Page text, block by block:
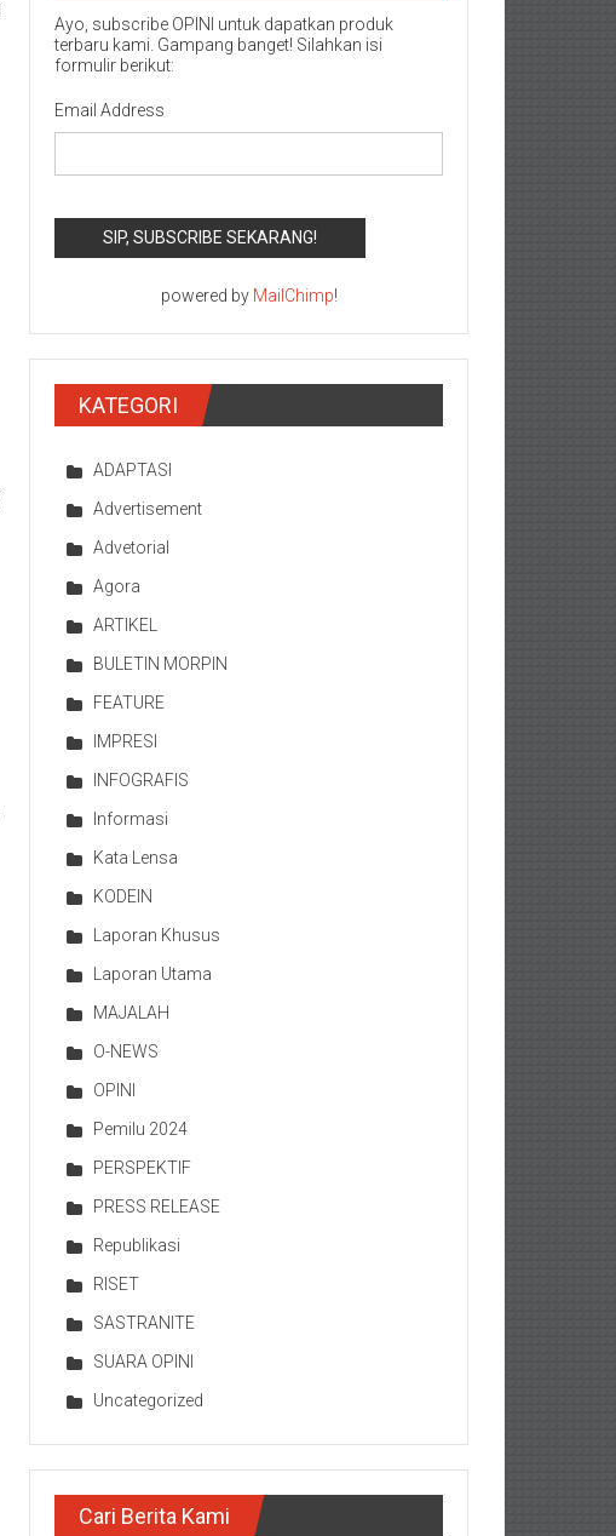
Ayo, subscribe OPINI untuk dapatkan produk
terbaru kami. Gampang banget! Silahkan isi
formulir berikut:
Email Address
powered by MailChimp!
KATEGORI
ADAPTASI
Advertisement
Advetorial
Agora
ARTIKEL
BULETIN MORPIN
FEATURE
IMPRESI
INFOGRAFIS
Informasi
Kata Lensa
KODEIN
Laporan Khusus
Laporan Utama
MAJALAH
O-NEWS
OPINI
Pemilu 2024
PERSPEKTIF
PRESS RELEASE
Republikasi
RISET
SASTRANITE
SUARA OPINI
Uncategorized
Cari Berita Kami